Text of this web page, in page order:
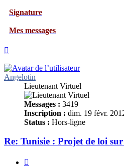
Angelotin
Lieutenant Virtuel
Messages : 3419
Inscription : dim. 19 févr.
Status : Hors-ligne
Re: Tunisie : Projet de loi